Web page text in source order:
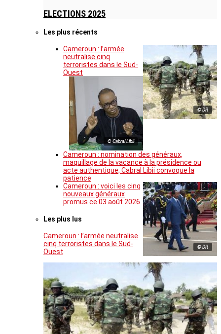
ELECTIONS 2025
Les plus récents
© DR
Cameroun : l’armée
neutralise cinq
terroristes dans le Sud-
Ouest
© Cabral Libii
Cameroun : nomination des généraux,
maquillage de la vacance à la présidence ou
acte authentique, Cabral Libii convoque la
patience
© DR
Cameroun : voici les cinq
nouveaux généraux
promus ce 03 août 2026
Les plus lus
Cameroun : l’armée neutralise
cinq terroristes dans le Sud-
Ouest